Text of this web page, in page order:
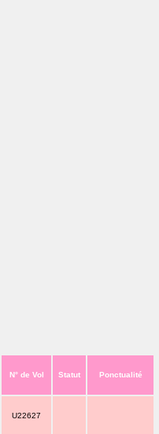
N° de Vol Statut Ponctualité
U22627